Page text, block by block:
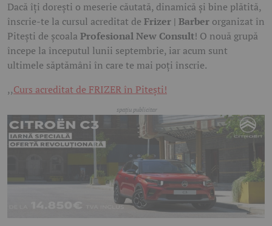
Dacă îți dorești o meserie căutată, dinamică și bine plătită,
înscrie-te la cursul acreditat de Frizer | Barber organizat în
Pitești de școala Profesional New Consult! O nouă grupă
începe la începutul lunii septembrie, iar acum sunt
ultimele săptămâni în care te mai poți înscrie.
,,Curs acreditat de FRIZER în Pitești!